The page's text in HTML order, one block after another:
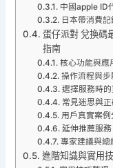
中國apple ID
日本帶消費
蛋仔派對 兌換碼
指南
核心功能與應
操作流程與步
選擇服務時
常見迷思與
用戶真實案例
延伸推薦服務
專家建議與總
進階知識與實用